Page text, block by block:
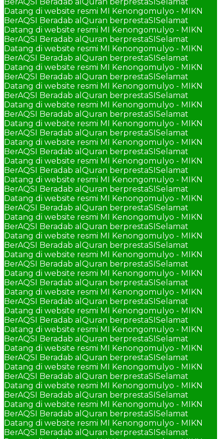
Datang di website resmi MI Kenongomulyo - MIKN
BerAQSI Beradab alQuran berprestaSISelamat
Datang di website resmi MI Kenongomulyo - MIKN
BerAQSI Beradab alQuran berprestaSISelamat
Datang di website resmi MI Kenongomulyo - MIKN
BerAQSI Beradab alQuran berprestaSISelamat
Datang di website resmi MI Kenongomulyo - MIKN
BerAQSI Beradab alQuran berprestaSISelamat
Datang di website resmi MI Kenongomulyo - MIKN
BerAQSI Beradab alQuran berprestaSISelamat
Datang di website resmi MI Kenongomulyo - MIKN
BerAQSI Beradab alQuran berprestaSISelamat
Datang di website resmi MI Kenongomulyo - MIKN
BerAQSI Beradab alQuran berprestaSISelamat
Datang di website resmi MI Kenongomulyo - MIKN
BerAQSI Beradab alQuran berprestaSISelamat
Datang di website resmi MI Kenongomulyo - MIKN
BerAQSI Beradab alQuran berprestaSISelamat
Datang di website resmi MI Kenongomulyo - MIKN
BerAQSI Beradab alQuran berprestaSISelamat
Datang di website resmi MI Kenongomulyo - MIKN
BerAQSI Beradab alQuran berprestaSISelamat
Datang di website resmi MI Kenongomulyo - MIKN
BerAQSI Beradab alQuran berprestaSISelamat
Datang di website resmi MI Kenongomulyo - MIKN
BerAQSI Beradab alQuran berprestaSISelamat
Datang di website resmi MI Kenongomulyo - MIKN
BerAQSI Beradab alQuran berprestaSISelamat
Datang di website resmi MI Kenongomulyo - MIKN
BerAQSI Beradab alQuran berprestaSISelamat
Datang di website resmi MI Kenongomulyo - MIKN
BerAQSI Beradab alQuran berprestaSISelamat
Datang di website resmi MI Kenongomulyo - MIKN
BerAQSI Beradab alQuran berprestaSISelamat
Datang di website resmi MI Kenongomulyo - MIKN
BerAQSI Beradab alQuran berprestaSISelamat
Datang di website resmi MI Kenongomulyo - MIKN
BerAQSI Beradab alQuran berprestaSISelamat
Datang di website resmi MI Kenongomulyo - MIKN
BerAQSI Beradab alQuran berprestaSISelamat
Datang di website resmi MI Kenongomulyo - MIKN
BerAQSI Beradab alQuran berprestaSISelamat
Datang di website resmi MI Kenongomulyo - MIKN
BerAQSI Beradab alQuran berprestaSISelamat
Datang di website resmi MI Kenongomulyo - MIKN
BerAQSI Beradab alQuran berprestaSISelamat